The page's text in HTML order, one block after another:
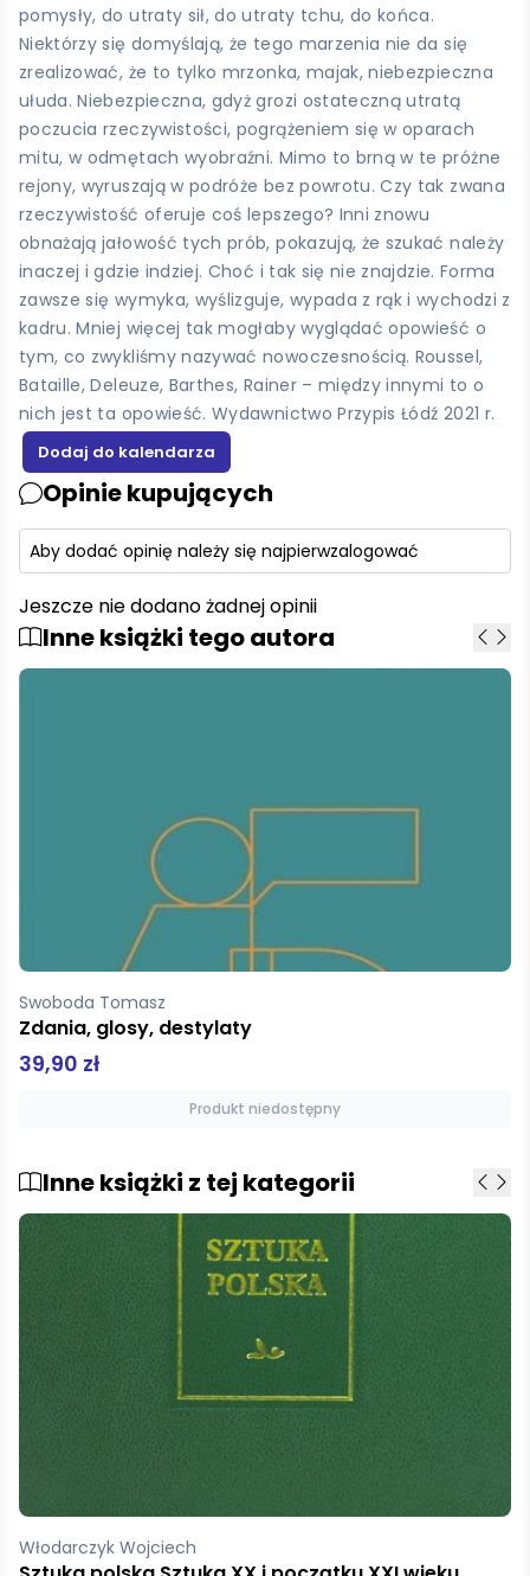
pomysły, do utraty sił, do utraty tchu, do końca.
Niektórzy się domyślają, że tego marzenia nie da się
zrealizować, że to tylko mrzonka, majak, niebezpieczna
ułuda. Niebezpieczna, gdyż grozi ostateczną utratą
poczucia rzeczywistości, pogrążeniem się w oparach
mitu, w odmętach wyobraźni. Mimo to brną w te próżne
rejony, wyruszają w podróże bez powrotu. Czy tak zwana
rzeczywistość oferuje coś lepszego? Inni znowu
obnażają jałowość tych prób, pokazują, że szukać należy
inaczej i gdzie indziej. Choć i tak się nie znajdzie. Forma
zawsze się wymyka, wyślizguje, wypada z rąk i wychodzi z
kadru. Mniej więcej tak mogłaby wyglądać opowieść o
tym, co zwykliśmy nazywać nowoczesnością. Roussel,
Bataille, Deleuze, Barthes, Rainer – między innymi to o
nich jest ta opowieść. Wydawnictwo Przypis Łódź 2021 r.
Opinie kupujących
Aby dodać opinię należy się najpierwzalogować
Jeszcze nie dodano żadnej opinii
Inne książki tego autora
Swoboda Tomasz
Zdania, glosy, destylaty
39,90 zł
Produkt niedostępny
Inne książki z tej kategorii
Beksiński Zdzisław, Banach Wiesław